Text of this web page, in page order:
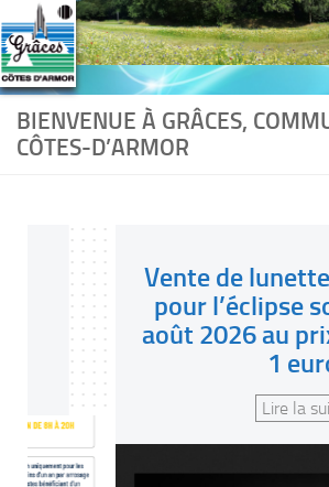
Skip to content
BIENVENUE À GRÂCES,
CÔTES-D’ARMOR
Vente de lunettes à la
pour l’éclipse solaire
août 2026 au prix